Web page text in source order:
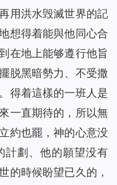
用洪水毁滅世界的記
想得着能與他同心合
在地上能够遵行他旨
脱黑暗勢力、不受撒
得着這樣的一班人是
一直期待的，所以無
約也罷，神的心意没
計劃、他的願望没有
的時候盼望已久的，